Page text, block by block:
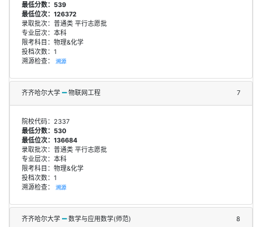
最低分数：539
最低位次：126372
录取批次：普通类 平行志愿批
专业层次：本科
限考科目：物理&化学
投档次数：1
溯源检查： 溯源
齐齐哈尔大学 物联网工程 7
院校代码：2337
最低分数：530
最低位次：136684
录取批次：普通类 平行志愿批
专业层次：本科
限考科目：物理&化学
投档次数：1
溯源检查： 溯源
齐齐哈尔大学 数学与应用数学(师范) 8